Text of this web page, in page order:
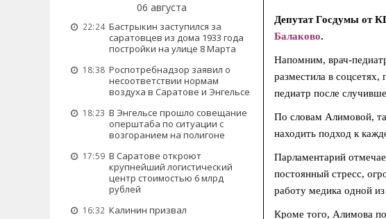
06 августа
22:24 Бастрыкин заступился за
саратовцев из дома 1933 года
постройки на улице 8 Марта
18:38 Роспотребнадзор заявил о
несоответствии нормам
воздуха в Саратове и Энгельсе
18:23 В Энгельсе прошло совещание
оперштаба по ситуации с
возгоранием на полигоне
17:59 В Саратове откроют
крупнейший логистический
центр стоимостью 6 млрд
рублей
16:32 Калинин призвал
Депутат Госдумы от
Балаково.
Напомним, врач-
разместила в
педиатр после
По словам Алимовой,
находить подход к
Парламентарий
постоянный стресс,
работу медика одной
Кроме того, Алимова